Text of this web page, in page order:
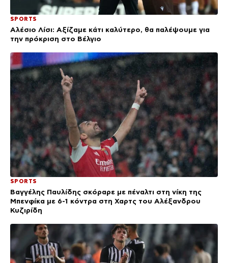
SPORTS
Αλέσιο Λίσι: Αξίζαμε κάτι καλύτερο, θα παλέψουμε για
την πρόκριση στο Βέλγιο
SPORTS
Βαγγέλης Παυλίδης σκόραρε με πέναλτι στη νίκη της
Μπενφίκα με 6-1 κόντρα στη Χαρτς του Αλέξανδρου
Κυζιρίδη